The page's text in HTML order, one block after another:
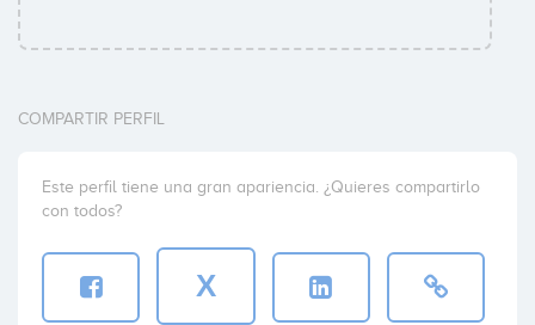
COMPARTIR PERFIL
Este perfil tiene una gran apariencia. ¿Quieres compartirlo
con todos?
X